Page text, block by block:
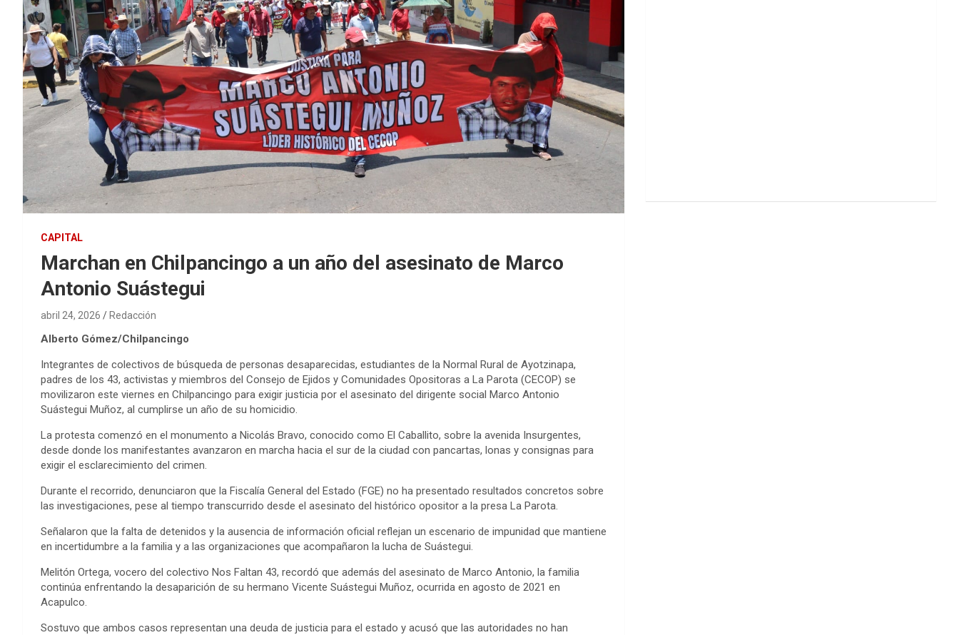
CAPITAL
Marchan en Chilpancingo a un año del asesinato de Marco
Antonio Suástegui
abril 24, 2026 Redacción
Alberto Gómez/Chilpancingo
Integrantes de colectivos de búsqueda de personas desaparecidas, estudiantes de la Normal Rural de Ayotzinapa,
padres de los 43, activistas y miembros del Consejo de Ejidos y Comunidades Opositoras a La Parota (CECOP) se
movilizaron este viernes en Chilpancingo para exigir justicia por el asesinato del dirigente social Marco Antonio
Suástegui Muñoz, al cumplirse un año de su homicidio.
La protesta comenzó en el monumento a Nicolás Bravo, conocido como El Caballito, sobre la avenida Insurgentes,
desde donde los manifestantes avanzaron en marcha hacia el sur de la ciudad con pancartas, lonas y consignas para
exigir el esclarecimiento del crimen.
Durante el recorrido, denunciaron que la Fiscalía General del Estado (FGE) no ha presentado resultados concretos sobre
las investigaciones, pese al tiempo transcurrido desde el asesinato del histórico opositor a la presa La Parota.
Señalaron que la falta de detenidos y la ausencia de información oficial reflejan un escenario de impunidad que mantiene
en incertidumbre a la familia y a las organizaciones que acompañaron la lucha de Suástegui.
Melitón Ortega, vocero del colectivo Nos Faltan 43, recordó que además del asesinato de Marco Antonio, la familia
continúa enfrentando la desaparición de su hermano Vicente Suástegui Muñoz, ocurrida en agosto de 2021 en
Acapulco.
Sostuvo que ambos casos representan una deuda de justicia para el estado y acusó que las autoridades no han